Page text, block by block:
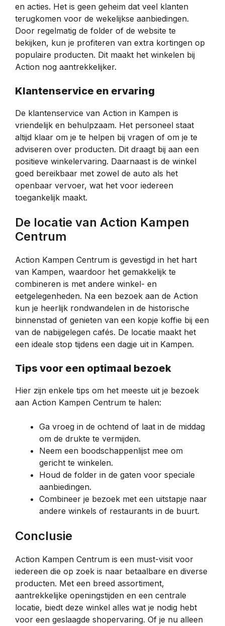
en acties. Het is geen geheim dat veel klanten
terugkomen voor de wekelijkse aanbiedingen.
Door regelmatig de folder of de website te
bekijken, kun je profiteren van extra kortingen op
populaire producten. Dit maakt het winkelen bij
Action nog aantrekkelijker.
Klantenservice en ervaring
De klantenservice van Action in Kampen is
vriendelijk en behulpzaam. Het personeel staat
altijd klaar om je te helpen bij vragen of om je te
adviseren over producten. Dit draagt bij aan een
positieve winkelervaring. Daarnaast is de winkel
goed bereikbaar met zowel de auto als het
openbaar vervoer, wat het voor iedereen
toegankelijk maakt.
De locatie van Action Kampen
Centrum
Action Kampen Centrum is gevestigd in het hart
van Kampen, waardoor het gemakkelijk te
combineren is met andere winkel- en
eetgelegenheden. Na een bezoek aan de Action
kun je heerlijk rondwandelen in de historische
binnenstad of genieten van een kopje koffie bij een
van de nabijgelegen cafés. De locatie maakt het
een ideale stop tijdens een dagje uit in Kampen.
Tips voor een optimaal bezoek
Hier zijn enkele tips om het meeste uit je bezoek
aan Action Kampen Centrum te halen:
Ga vroeg in de ochtend of laat in de middag
om de drukte te vermijden.
Neem een boodschappenlijst mee om
gericht te winkelen.
Houd de folder in de gaten voor speciale
aanbiedingen.
Combineer je bezoek met een uitstapje naar
andere winkels of restaurants in de buurt.
Conclusie
Action Kampen Centrum is een must-visit voor
iedereen die op zoek is naar betaalbare en diverse
producten. Met een breed assortiment,
aantrekkelijke openingstijden en een centrale
locatie, biedt deze winkel alles wat je nodig hebt
voor een geslaagde shopervaring. Of je nu alleen